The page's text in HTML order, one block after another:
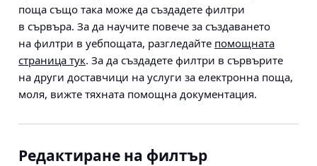
поща също така може да създадете филтри
в сървъра. За да научите повече за създаването
на филтри в уебпощата, разгледайте помощната
страница тук. За да създадете филтри в сървърите
на други доставчици на услуги за електронна поща,
моля, вижте тяхната помощна документация.
Редактиране на филтър